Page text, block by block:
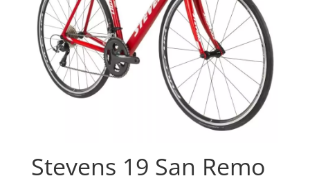
Stevens 19 San Remo